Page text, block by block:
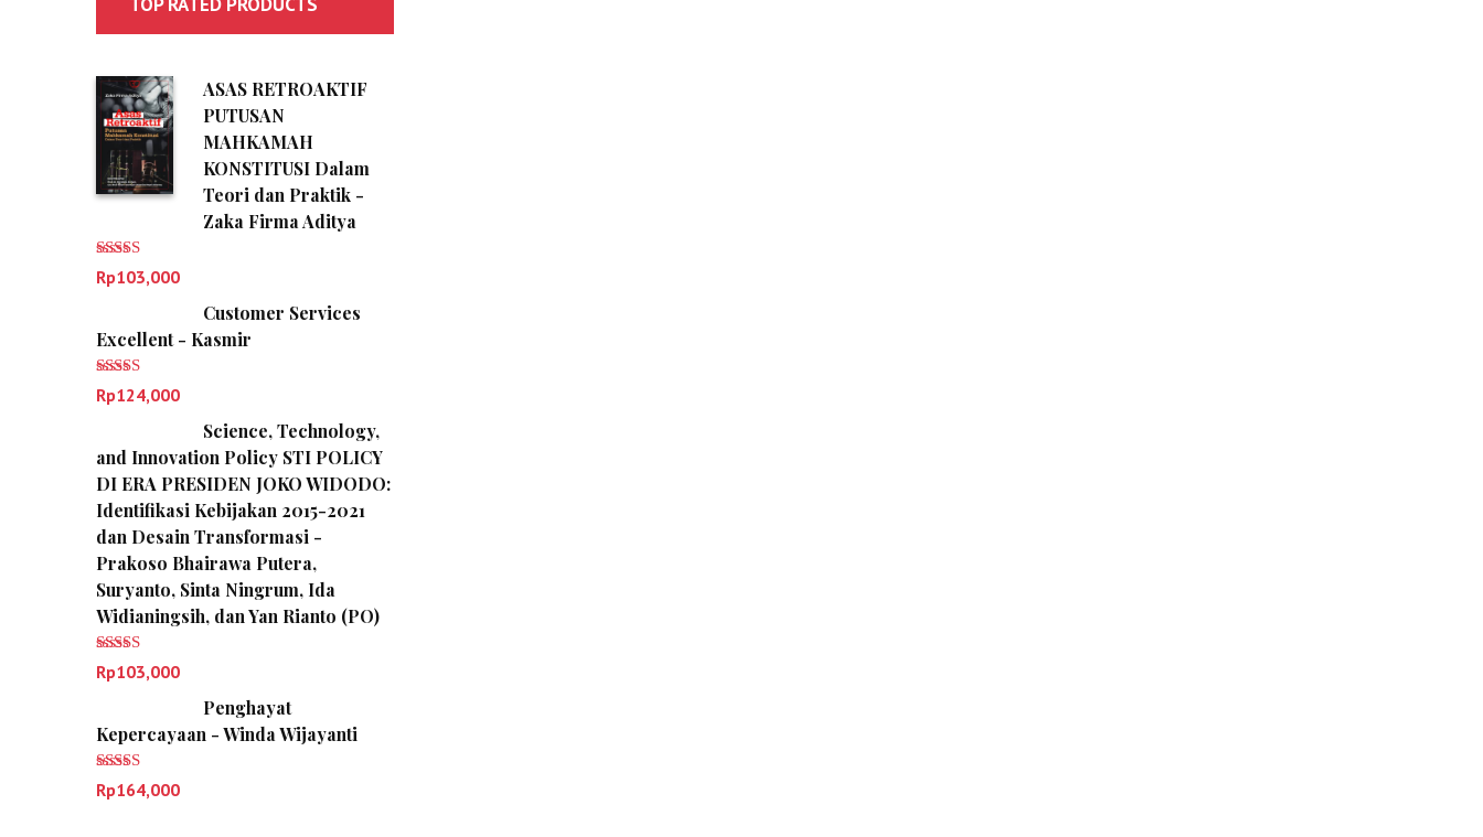
ASAS RETROAKTIF
PUTUSAN
MAHKAMAH
KONSTITUSI Dalam
Teori dan Praktik -
Zaka Firma Aditya
Dinilai 5.00
dari 5
Rp103,000
Customer Services
Excellent - Kasmir
Dinilai 5.00
dari 5
Rp124,000
Science, Technology,
and Innovation Policy STI POLICY
DI ERA PRESIDEN JOKO WIDODO:
Identifikasi Kebijakan 2015-2021
dan Desain Transformasi -
Prakoso Bhairawa Putera,
Suryanto, Sinta Ningrum, Ida
Widianingsih, dan Yan Rianto (PO)
Dinilai 5.00
dari 5
Rp103,000
Penghayat
Kepercayaan - Winda Wijayanti
Dinilai 5.00
dari 5
Rp164,000